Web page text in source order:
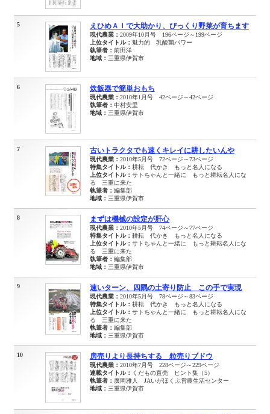
5 えひめＡＩで大助かり、びっくり野菜が育ちます
現代農業： 2009年10月号 196ページ～199ページ
上位タイトル： 魅力的 乳酸菌パワー
執筆者： 前田洋
地域： 三重県伊賀市
6 炊飯器で簡単おもち
現代農業： 2010年1月号 42ページ～42ページ
執筆者： 中村安里
地域： 三重県伊賀市
7 古いトラクタでも速くキレイに耕したいんや
現代農業： 2010年5月号 72ページ～73ページ
特集タイトル： 耕耘 代かき もっと名人になる
上位タイトル： サトちゃんと一緒に もっと耕耘名人にな
る 三重に来た
執筆者： 編集部
地域： 三重県伊賀市
8 まずは機械の設定が肝心
現代農業： 2010年5月号 74ページ～77ページ
特集タイトル： 耕耘 代かき もっと名人になる
上位タイトル： サトちゃんと一緒に もっと耕耘名人にな
る 三重に来た
執筆者： 編集部
地域： 三重県伊賀市
9 速いターン、四隅の土寄り防止 この手で実現
現代農業： 2010年5月号 78ページ～83ページ
特集タイトル： 耕耘 代かき もっと名人になる
上位タイトル： サトちゃんと一緒に もっと耕耘名人にな
る 三重に来た
執筆者： 編集部
地域： 三重県伊賀市
10 房売りより長持ちする 粒売りブドウ
現代農業： 2010年7月号 228ページ～229ページ
連載タイトル： くだもの直売 ヒント集（5）
執筆者： 廣岡雅人 JAいがほくぶ営農生活センター
地域： 三重県伊賀市